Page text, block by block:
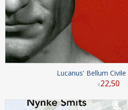
Lucanus' Bellum
€22,50